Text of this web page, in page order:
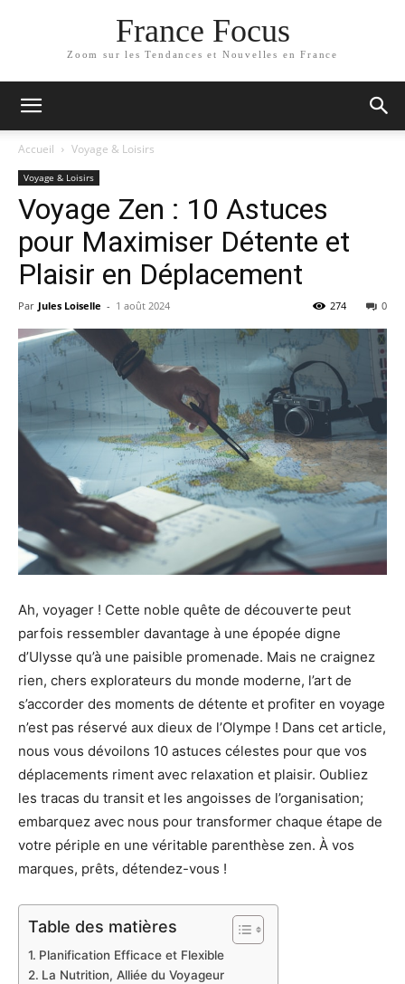
France Focus
Zoom sur les Tendances et Nouvelles en France
Accueil Voyage & Loisirs
Voyage & Loisirs
Voyage Zen : 10 Astuces
pour Maximiser Détente et
Plaisir en Déplacement
Par Jules Loiselle - 1 août 2024 0
274
Ah, voyager ! Cette noble quête de découverte peut
parfois ressembler davantage à une épopée digne
d’Ulysse qu’à une paisible promenade. Mais ne craignez
rien, chers explorateurs du monde moderne, l’art de
s’accorder des moments de détente et profiter en voyage
n’est pas réservé aux dieux de l’Olympe ! Dans cet article,
nous vous dévoilons 10 astuces célestes pour que vos
déplacements riment avec relaxation et plaisir. Oubliez
les tracas du transit et les angoisses de l’organisation;
embarquez avec nous pour transformer chaque étape de
votre périple en une véritable parenthèse zen. À vos
marques, prêts, détendez-vous !
Table des matières
Planification Efficace et Flexible
La Nutrition, Alliée du Voyageur